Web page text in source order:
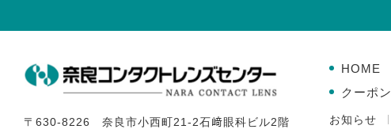
〒630-8226 奈良市小西町21-2石﨑眼科ビル2階
HOME
クーポン
お知らせ